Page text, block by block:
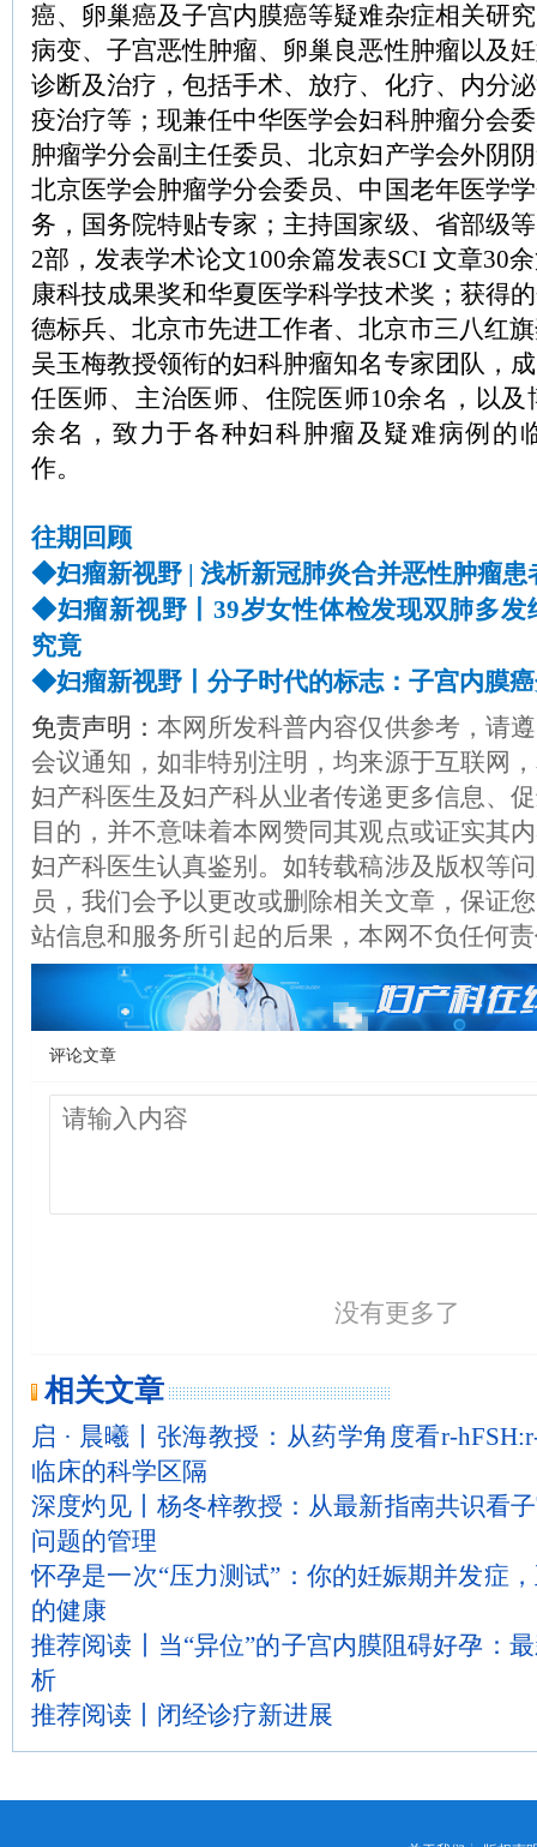
癌、卵巢癌及子宫内膜癌等疑难杂症相关研
病变、子宫恶性肿瘤、卵巢良恶性肿瘤以及
诊断及治疗，包括手术、放疗、化疗、内分
疫治疗等；现兼任中华医学会妇科肿瘤分会
肿瘤学分会副主任委员、北京妇产学会外阴
北京医学会肿瘤学分会委员、中国老年医学
务，国务院特贴专家；主持国家级、省部级
2部，发表学术论文100余篇发表SCI 文章30
康科技成果奖和华夏医学科学技术奖；获得
德标兵、北京市先进工作者、北京市三八红
吴玉梅教授领衔的妇科肿瘤知名专家团队，
任医师、主治医师、住院医师10余名，以及
余名，致力于各种妇科肿瘤及疑难病例的
作。
往期回顾
◆妇瘤新视野 | 浅析新冠肺炎合并恶性肿瘤患
◆妇瘤新视野丨39岁女性体检发现双肺多发
究竟
◆妇瘤新视野丨分子时代的标志：子宫内膜
免责声明：本网所发科普内容仅供参考，请
会议通知，如非特别注明，均来源于互联网
妇产科医生及妇产科从业者传递更多信息、
目的，并不意味着本网赞同其观点或证实其
妇产科医生认真鉴别。如转载稿涉及版权等
员，我们会予以更改或删除相关文章，保证
站信息和服务所引起的后果，本网不负任何
评论文章
没有更多了
相关文章
启 · 晨曦丨张海教授：从药学角度看r-
临床的科学区隔
深度灼见丨杨冬梓教授：从最新指南共识看
问题的管理
怀孕是一次“压力测试”：你的妊娠期并发症
的健康
推荐阅读丨当“异位”的子宫内膜阻碍好孕：
析
推荐阅读丨闭经诊疗新进展